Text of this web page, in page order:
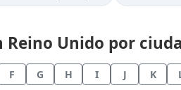
Reino Unido por
F G H I J K